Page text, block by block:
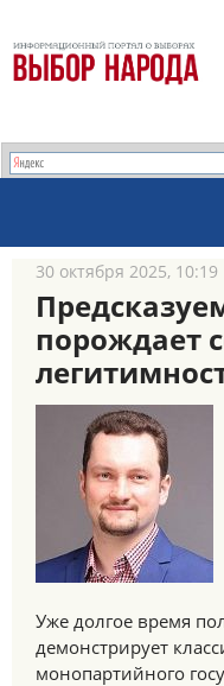
30 октября 2025, 10:19
порождает
Уже долгое время
демонстрирует
монопартийного